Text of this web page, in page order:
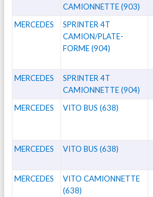
CAMIONNETTE (903)
MERCEDES
SPRINTER 4T
CAMION/PLATE-
FORME (904)
MERCEDES
SPRINTER 4T
CAMIONNETTE (904)
MERCEDES VITO BUS (638)
MERCEDES VITO BUS (638)
MERCEDES
VITO CAMIONNETTE
(638)